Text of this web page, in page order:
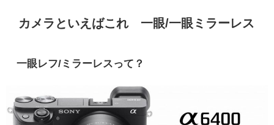
カメラといえばこれ 一眼/一眼ミラーレス
一眼レフ/ミラーレスって？